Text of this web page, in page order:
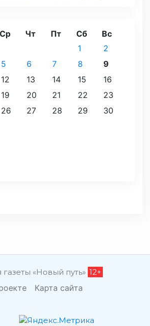
Ср Чт Пт Сб Вс
1
2
5 6 7 8
9
12 13 14 15
16
19 20 21 22
23
26 27 28 29
30
«Новый путь» 12+
Карта сайта